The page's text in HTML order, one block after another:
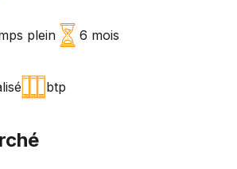
plein 6 mois
btp